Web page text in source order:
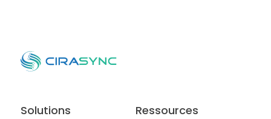
Solutions Ressources